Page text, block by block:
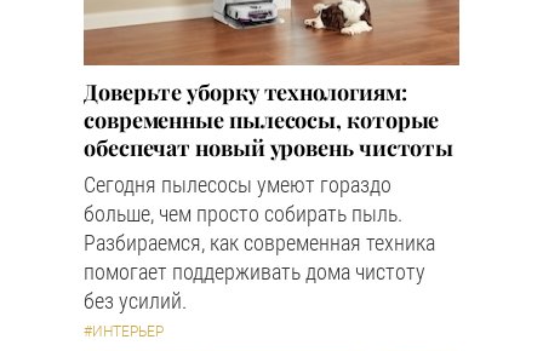
Доверьте уборку технологиям:
современные пылесосы, которые
обеспечат новый уровень чистоты
Сегодня пылесосы умеют гораздо
больше, чем просто собирать пыль.
Разбираемся, как современная техника
помогает поддерживать дома чистоту
без усилий.
#ИНТЕРЬЕР